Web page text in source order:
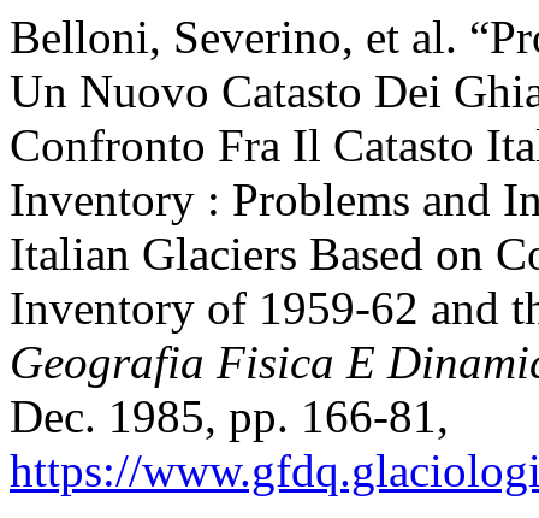
Belloni, Severino, et al.
Un Nuovo Catasto Dei
Confronto Fra Il Catasto
Inventory : Problems and
Italian Glaciers Based on
Inventory of 1959-62 and
Geografia Fisica E
Dec. 1985, pp. 166-81,
https://